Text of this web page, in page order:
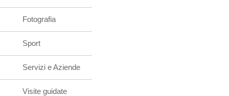
Fotografia
Sport
Servizi e Aziende
Visite guidate